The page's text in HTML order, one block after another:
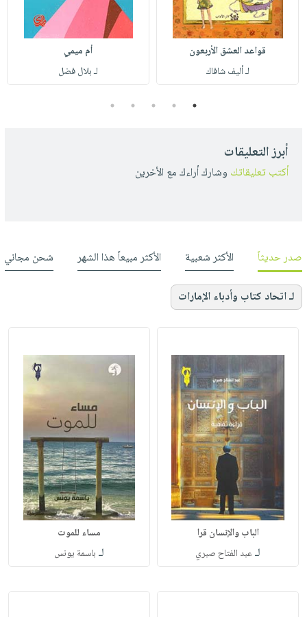
قواعد العشق الأربعون
لـ أليف شافاك
أم ميمي
لـ بلال فضل
1
2
3
4
5
أبرز التعليقات
أكتب تعليقاتك وشارك أراءك مع الأخرين
صدر حديثاً الأكثر شعبية الأكثر مبيعاً هذا الشهر شحن مجاني
لـ اتحاد كتاب وأدباء الإمارات
الباب والإنسان قرا
لـعبد الفتاح صبري
مساء للموت
لـ باسمة يونس